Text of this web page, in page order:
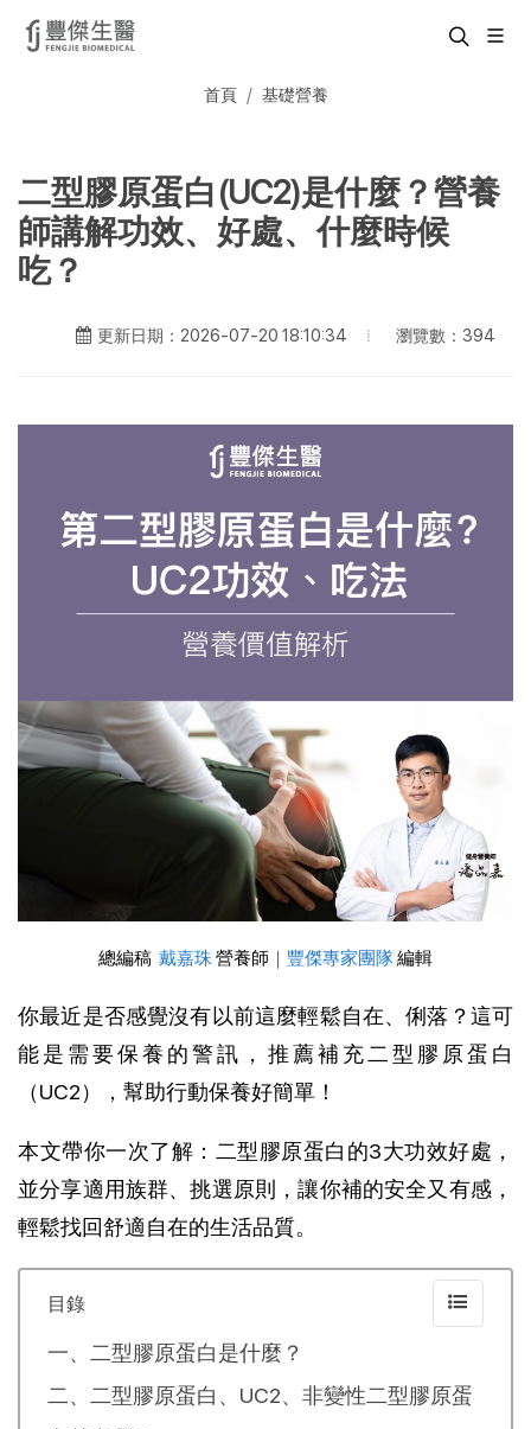
首頁 基礎營養
二型膠原蛋白(UC2)是什麼？營養
師講解功效、好處、什麼時候
吃？
更新日期：2026-07-20 18:10:34 瀏覽數：394
總編稿 戴嘉珠 營養師 ｜ 豐傑專家團隊 編輯
你最近是否感覺沒有以前這麼輕鬆自在、俐落？這可
能是需要保養的警訊，推薦補充二型膠原蛋白
（UC2），幫助行動保養好簡單！
本文帶你一次了解：二型膠原蛋白的3大功效好處，
並分享適用族群、挑選原則，讓你補的安全又有感，
輕鬆找回舒適自在的生活品質。
目錄
一、二型膠原蛋白是什麼？
二、二型膠原蛋白、UC2、非變性二型膠原蛋